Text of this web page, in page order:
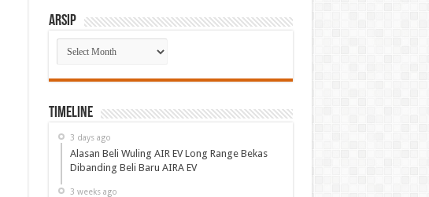
Arsip
Arsip
Timeline
3 days ago
Alasan Beli Wuling AIR EV Long Range Bekas
Dibanding Beli Baru AIRA EV
3 weeks ago